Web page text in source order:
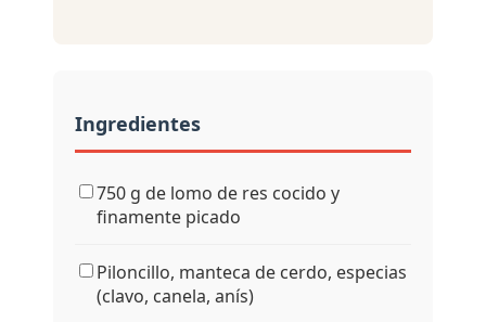
Ingredientes
750 g de lomo de res cocido y
finamente picado
Piloncillo, manteca de cerdo, especias
(clavo, canela, anís)